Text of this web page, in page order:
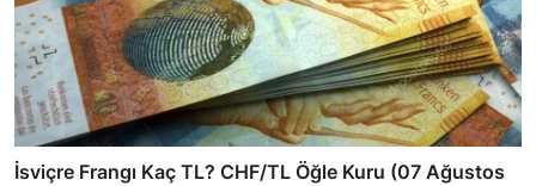
İsviçre Frangı Kaç TL? CHF/TL Öğle Kuru (07 Ağustos